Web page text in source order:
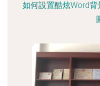
如何設置酷炫Word